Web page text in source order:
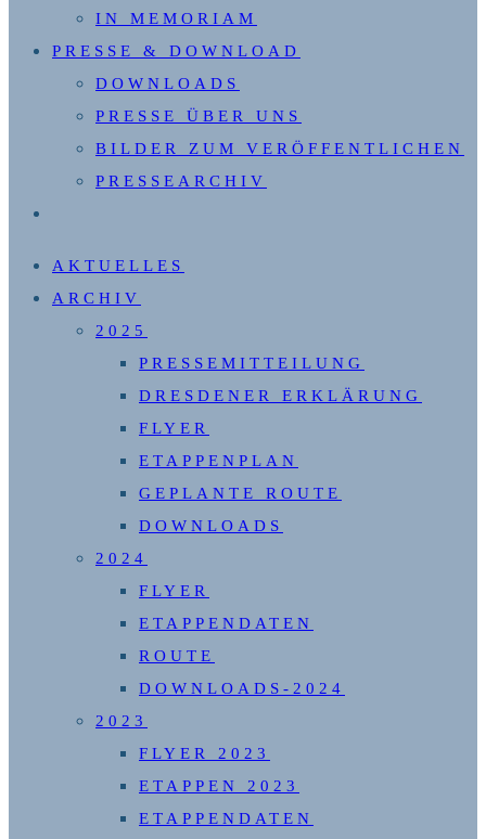
IN MEMORIAM
PRESSE & DOWNLOAD
DOWNLOADS
PRESSE ÜBER UNS
BILDER ZUM VERÖFFENTLICHEN
PRESSEARCHIV
UMSCHALTEN
AKTUELLES
ARCHIV
2025
PRESSEMITTEILUNG
DRESDENER ERKLÄRUNG
FLYER
ETAPPENPLAN
GEPLANTE ROUTE
DOWNLOADS
2024
FLYER
ETAPPENDATEN
ROUTE
DOWNLOADS-2024
2023
FLYER 2023
ETAPPEN 2023
ETAPPENDATEN